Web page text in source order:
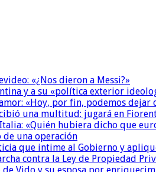
«¿Nos dieron a Messi?»
y a su «política exterior
«Hoy, por fin, podemos dejar
una multitud: jugará en
«Quién hubiera dicho que
una operación
que intime al Gobierno y
contra la Ley de Propiedad